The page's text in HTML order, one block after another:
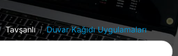
Tavşanlı Duvar Kağıdı Uygulamaları